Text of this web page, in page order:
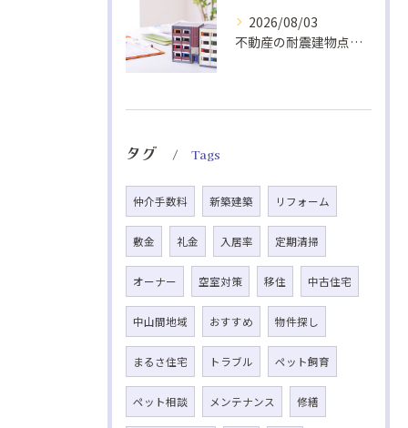
2026/08/03
不動産の耐震建物点検基準解説
タグ Tags
仲介手数料 新築建築 リフォーム
敷金 礼金 入居率 定期清掃
オーナー 空室対策 移住 中古住宅
中山間地域 おすすめ 物件探し
まるさ住宅 トラブル ペット飼育
ペット相談 メンテナンス 修繕